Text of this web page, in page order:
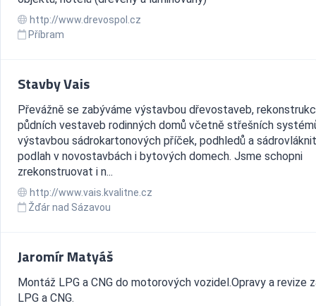
http://www.drevospol.cz
Příbram
Stavby Vais
Převážně se zabýváme výstavbou dřevostaveb,
půdních vestaveb rodinných domů včetně střešních
výstavbou sádrokartonových příček, podhledů a
podlah v novostavbách i bytových domech. Jsme schopni
zrekonstruovat i n...
http://www.vais.kvalitne.cz
Žďár nad Sázavou
Jaromír Matyáš
Montáž LPG a CNG do motorových vozidel.Opravy a revize
LPG a CNG.